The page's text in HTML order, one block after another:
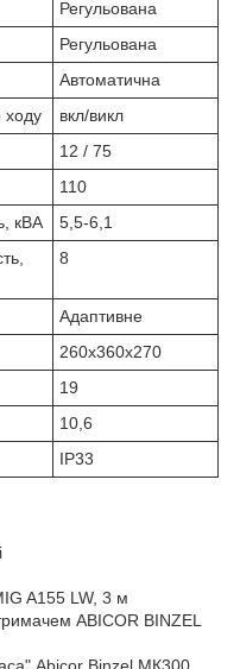
Регульована
Регульована
Автоматична
ходу
вкл/викл
12 / 75
110
кВА
5,5-6,1
8
Адаптивне
260х360х270
19
10,6
IP33
A155 LW, 3 м
ABICOR BINZEL